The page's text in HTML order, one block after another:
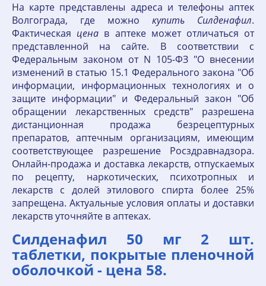
На карте представлены адреса и телефоны аптек
Волгограда, где можно купить Силденафил.
Фактическая цена в аптеке может отличаться от
представленной на сайте. В соответствии с
Федеральным законом от N 105-ФЗ "О внесении
изменений в статью 15.1 Федерального закона "Об
информации, информационных технологиях и о
защите информации" и Федеральный закон "Об
обращении лекарственных средств" разрешена
дистанционная продажа безрецептурных
препаратов, аптечным организациям, имеющим
соответствующее разрешение Росздравнадзора.
Онлайн-продажа и доставка лекарств, отпускаемых
по рецепту, наркотических, психотропных и
лекарств с долей этилового спирта более 25%
запрещена. Актуальные условия оплаты и доставки
лекарств уточняйте в аптеках.
Силденафил 50 мг 2 шт.
таблетки, покрытые пленочной
оболочкой - цена 58.